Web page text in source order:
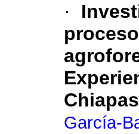
·
García-